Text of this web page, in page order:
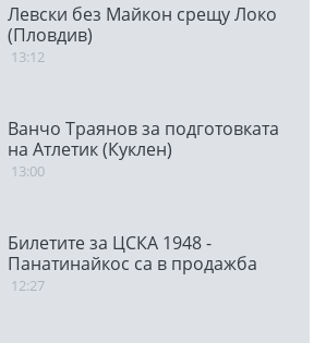
Левски без Майкон срещу Локо
(Пловдив)
13:12
Ванчо Траянов за подготовката
на Атлетик (Куклен)
13:00
Билетите за ЦСКА 1948 -
Панатинайкос са в продажба
12:27